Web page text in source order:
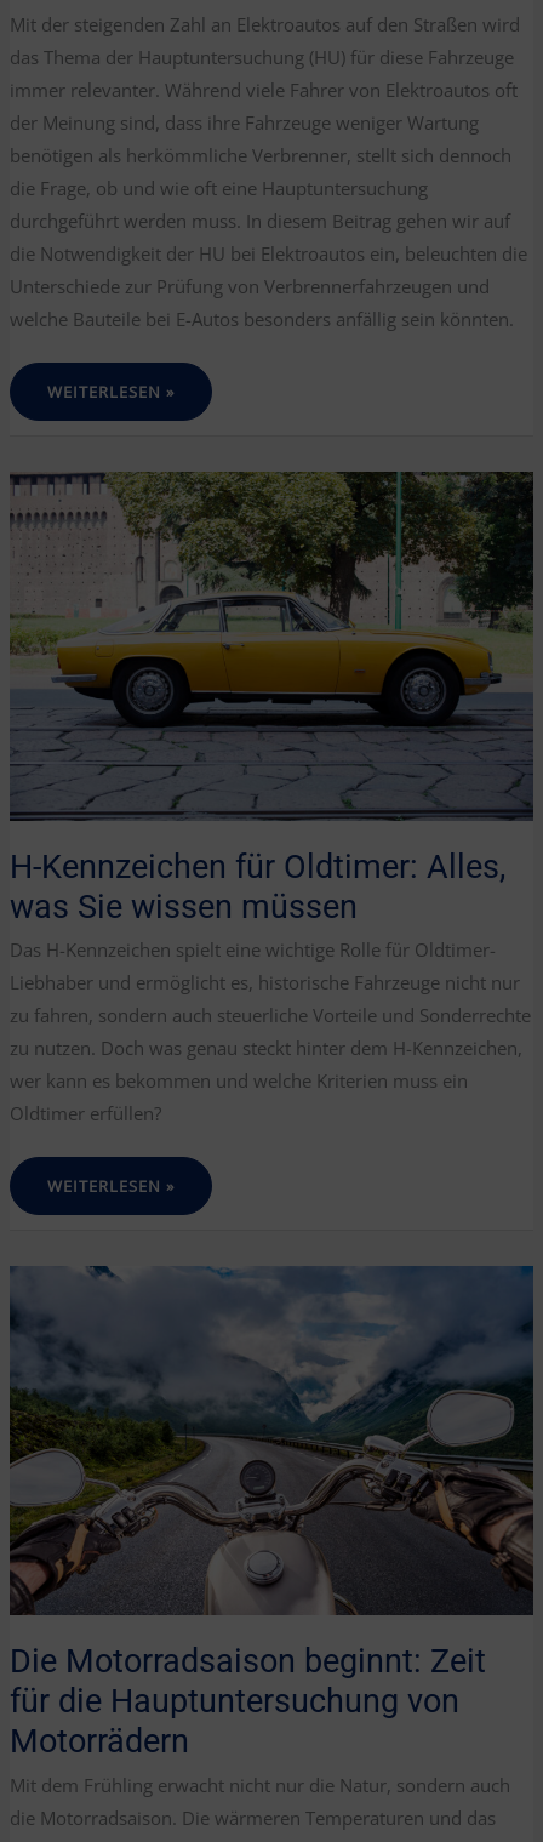
Mit der steigenden Zahl an Elektroautos auf den Straßen wird
das Thema der Hauptuntersuchung (HU) für diese Fahrzeuge
immer relevanter. Während viele Fahrer von Elektroautos oft
der Meinung sind, dass ihre Fahrzeuge weniger Wartung
benötigen als herkömmliche Verbrenner, stellt sich dennoch
die Frage, ob und wie oft eine Hauptuntersuchung
durchgeführt werden muss. In diesem Beitrag gehen wir auf
die Notwendigkeit der HU bei Elektroautos ein, beleuchten die
Unterschiede zur Prüfung von Verbrennerfahrzeugen und
welche Bauteile bei E-Autos besonders anfällig sein könnten.
HAUPTUNTERSUCHUNG
BEI
ELEKTROAUTOS:
MÜSSEN
WEITERLESEN »
H-Kennzeichen für Oldtimer: Alles,
was Sie wissen müssen
Das H-Kennzeichen spielt eine wichtige Rolle für Oldtimer-
Liebhaber und ermöglicht es, historische Fahrzeuge nicht nur
zu fahren, sondern auch steuerliche Vorteile und Sonderrechte
zu nutzen. Doch was genau steckt hinter dem H-Kennzeichen,
wer kann es bekommen und welche Kriterien muss ein
Oldtimer erfüllen?
H-
KENNZEICHEN
FÜR
WEITERLESEN »
Die Motorradsaison beginnt: Zeit
für die Hauptuntersuchung von
Motorrädern
Mit dem Frühling erwacht nicht nur die Natur, sondern auch
die Motorradsaison. Die wärmeren Temperaturen und das